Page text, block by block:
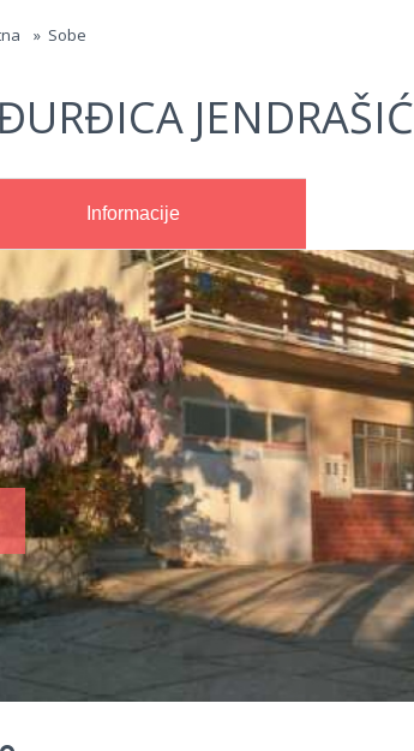
» Sobe
JENDRAŠIĆ
Informacije